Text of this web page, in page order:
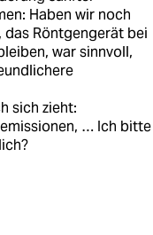
Haben wir noch
das Röntgengerät bei
war sinnvoll,
sich zieht:
… Ich bitte